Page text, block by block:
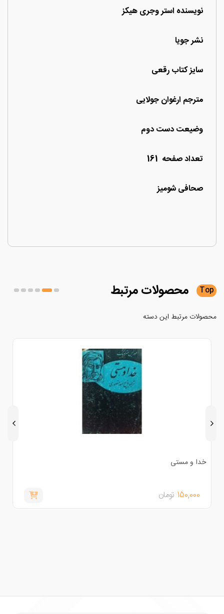
نویسنده استر وجری هیکز
نشر جویا
سایز کتاب رقعی
مترجم ارغوان جولایی
وضیعت دست دوم
تعداد صفحه 161
صحافی شومیز
محصولاتمرتبط
مرتبط این دسته
و مستی
150,000تومان